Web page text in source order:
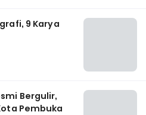
9 Karya
Bergulir,
Pembuka